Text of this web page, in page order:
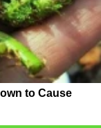
to Cause